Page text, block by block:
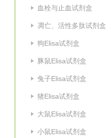
血栓与止血试剂盒
凋亡、活性多肽试剂盒
狗Elisa试剂盒
豚鼠Elisa试剂盒
兔子Elisa试剂盒
猪Elisa试剂盒
大鼠Elisa试剂盒
小鼠Elisa试剂盒